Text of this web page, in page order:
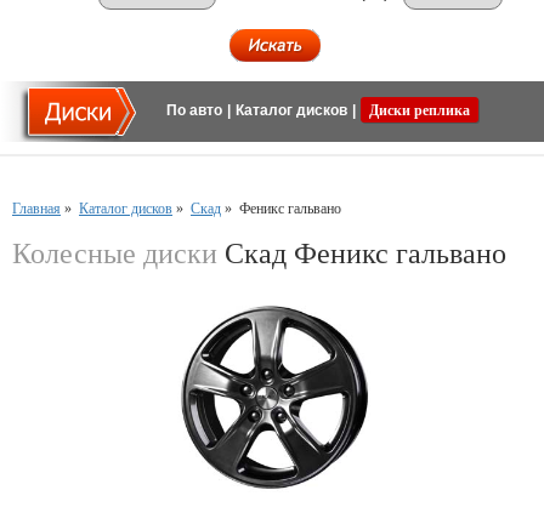
По авто Каталог дисков Диски реплика
Главная » Каталог дисков » Скад » Феникс гальвано
Колесные диски Скад Феникс гальвано